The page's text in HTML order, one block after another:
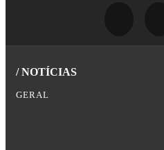
/ NOTÍCIAS
GERAL